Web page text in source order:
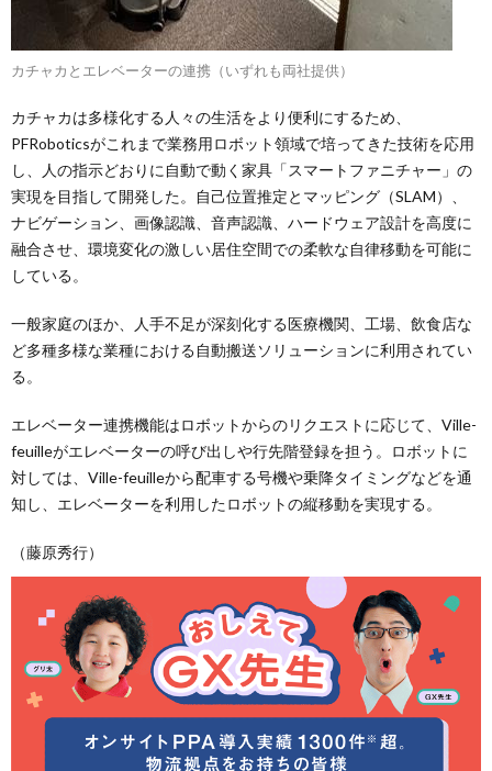
カチャカとエレベーターの連携（いずれも両社提供）
カチャカは多様化する人々の生活をより便利にするため、
PFRoboticsがこれまで業務用ロボット領域で培ってきた技術を応用
し、人の指示どおりに自動で動く家具「スマートファニチャー」の
実現を目指して開発した。自己位置推定とマッピング（SLAM）、
ナビゲーション、画像認識、音声認識、ハードウェア設計を高度に
融合させ、環境変化の激しい居住空間での柔軟な自律移動を可能に
している。
一般家庭のほか、人手不足が深刻化する医療機関、工場、飲食店な
ど多種多様な業種における自動搬送ソリューションに利用されてい
る。
エレベーター連携機能はロボットからのリクエストに応じて、Ville-
feuilleがエレベーターの呼び出しや行先階登録を担う。ロボットに
対しては、Ville-feuilleから配車する号機や乗降タイミングなどを通
知し、エレベーターを利用したロボットの縦移動を実現する。
（藤原秀行）